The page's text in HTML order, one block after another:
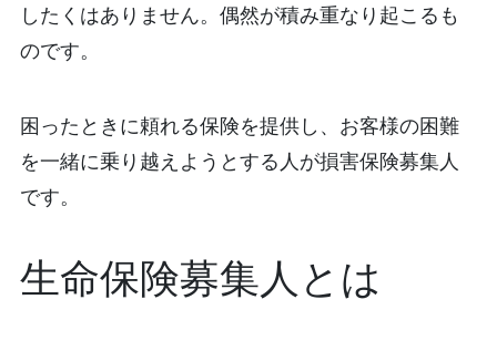
したくはありません。偶然が積み重なり起こるも
のです。
困ったときに頼れる保険を提供し、お客様の困難
を一緒に乗り越えようとする人が損害保険募集人
です。
生命保険募集人とは